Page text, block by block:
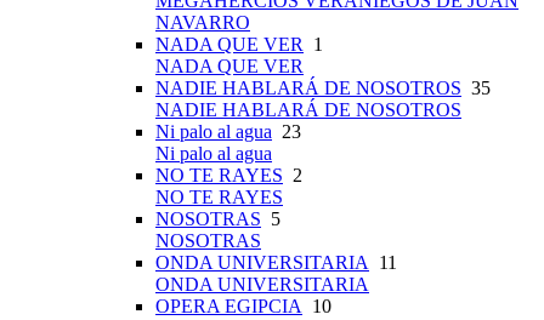
NAVARRO
NADA QUE VER 1
NADA QUE VER
NADIE HABLARÁ DE NOSOTROS 35
NADIE HABLARÁ DE NOSOTROS
Ni palo al agua 23
Ni palo al agua
NO TE RAYES 2
NO TE RAYES
NOSOTRAS 5
NOSOTRAS
ONDA UNIVERSITARIA 11
ONDA UNIVERSITARIA
OPERA EGIPCIA 10